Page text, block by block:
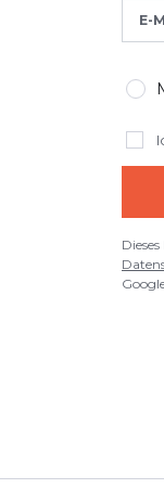
E-